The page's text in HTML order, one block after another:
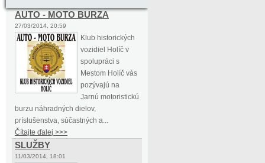
AUTO - MOTO BURZA
27/03/2014, 20:59
Klub historických
vozidiel Holíč v
spolupráci s
Mestom Holíč vás
pozývajú na
Jarnú motoristickú
burzu náhradných dielov,
príslušenstva, súčastných a...
Čítajte ďalej >>>
SLUŽBY
11/03/2014, 18:01